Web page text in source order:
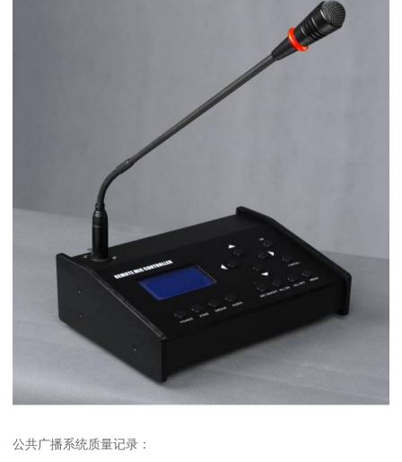
公共广播系统质量记录：